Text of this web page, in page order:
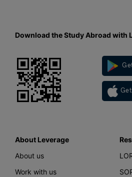
Download the Study Abroad with
About Leverage
About us
Work with us